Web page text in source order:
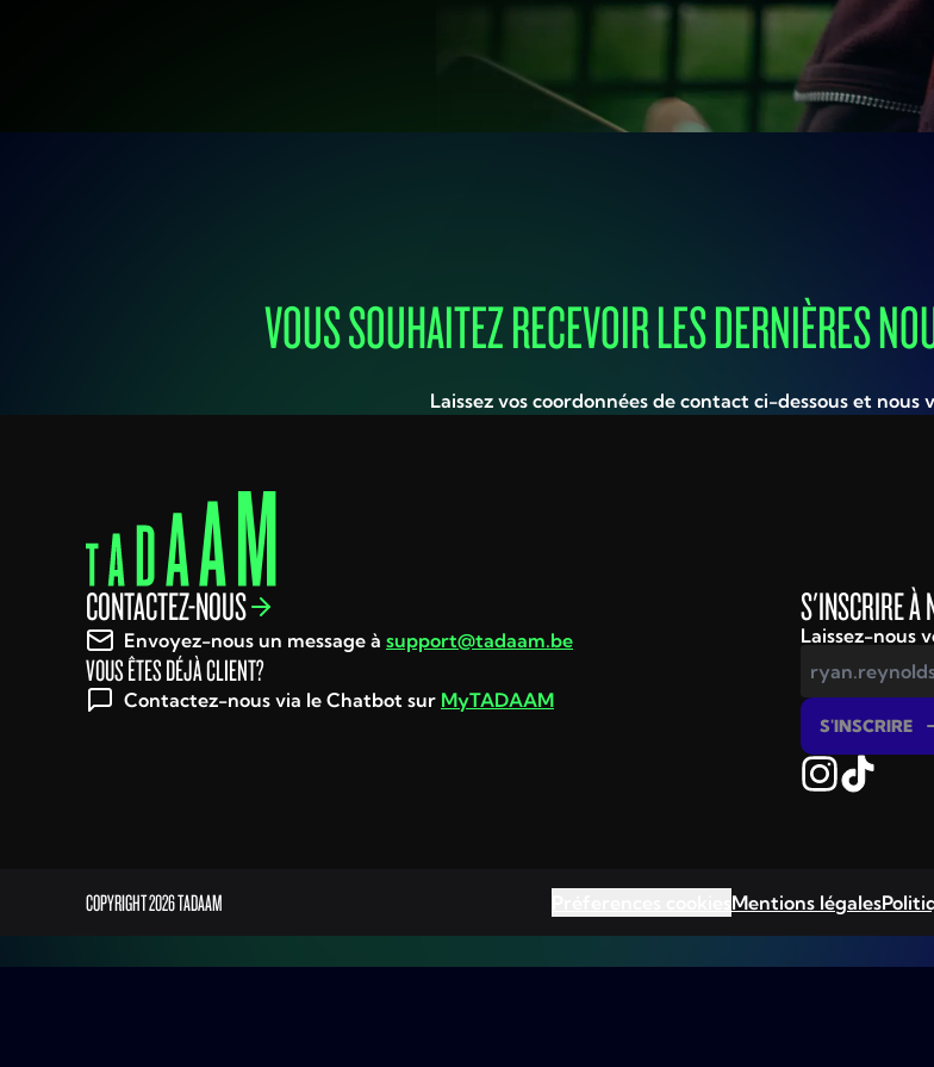
VOUS SOUHAITEZ RECEVOIR LES DERNIÈRES
Laissez vos coordonnées de contact ci-dessous et
CONTACTEZ-NOUS
Envoyez-nous un message à support@tadaam.be
VOUS ÊTES DÉJÀ CLIENT?
Contactez-nous via le Chatbot sur MyTADAAM
S'INSCRIRE À
Laissez-nous
S'INSCRIRE
Mentions légales
COPYRIGHT2026TADAAM